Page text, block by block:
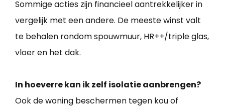
Sommige acties zijn financieel aantrekkelijker in
vergelijk met een andere. De meeste winst valt
te behalen rondom spouwmuur, HR++/triple glas,
vloer en het dak.
In hoeverre kan ik zelf isolatie aanbrengen?
Ook de woning beschermen tegen kou of